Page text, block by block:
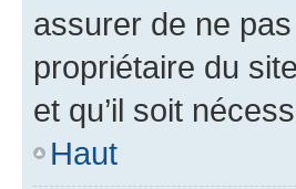
assurer de ne
propriétaire du
et qu’il soit
Haut